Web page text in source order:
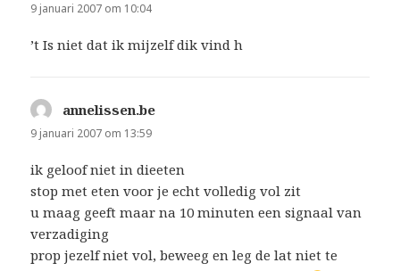
9 januari 2007 om 10:04
’t Is niet dat ik mijzelf dik vind h
annelissen.be
9 januari 2007 om 13:59
ik geloof niet in dieeten
stop met eten voor je echt volledig vol zit
u maag geeft maar na 10 minuten een signaal van
verzadiging
prop jezelf niet vol, beweeg en leg de lat niet te